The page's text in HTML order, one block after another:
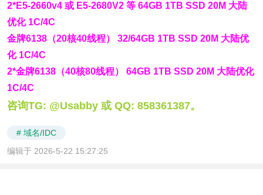
2*E5-2660v4 或 E5-2680V2 等 64GB 1TB SSD 20M 大陆
优化 1C/4C
金牌6138（20核40线程） 32/64GB 1TB SSD 20M 大陆优
化 1C/4C
2*金牌6138（40核80线程） 64GB 1TB SSD 20M 大陆优化
1C/4C
咨询TG: @Usabby 或 QQ: 858361387。
# 域名/IDC
编辑于 2026-5-22 15:27:25